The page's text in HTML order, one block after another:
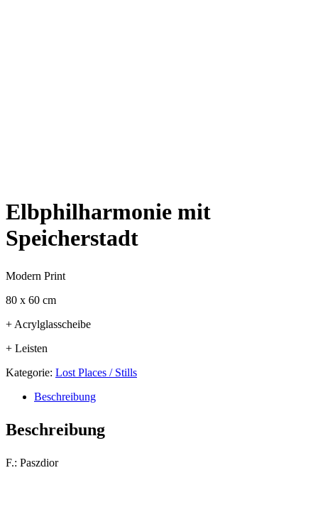
Elbphilharmonie mit
Speicherstadt
Modern Print
80 x 60 cm
+ Acrylglasscheibe
+ Leisten
Kategorie: Lost Places / Stills
Beschreibung
Beschreibung
F.: Paszdior